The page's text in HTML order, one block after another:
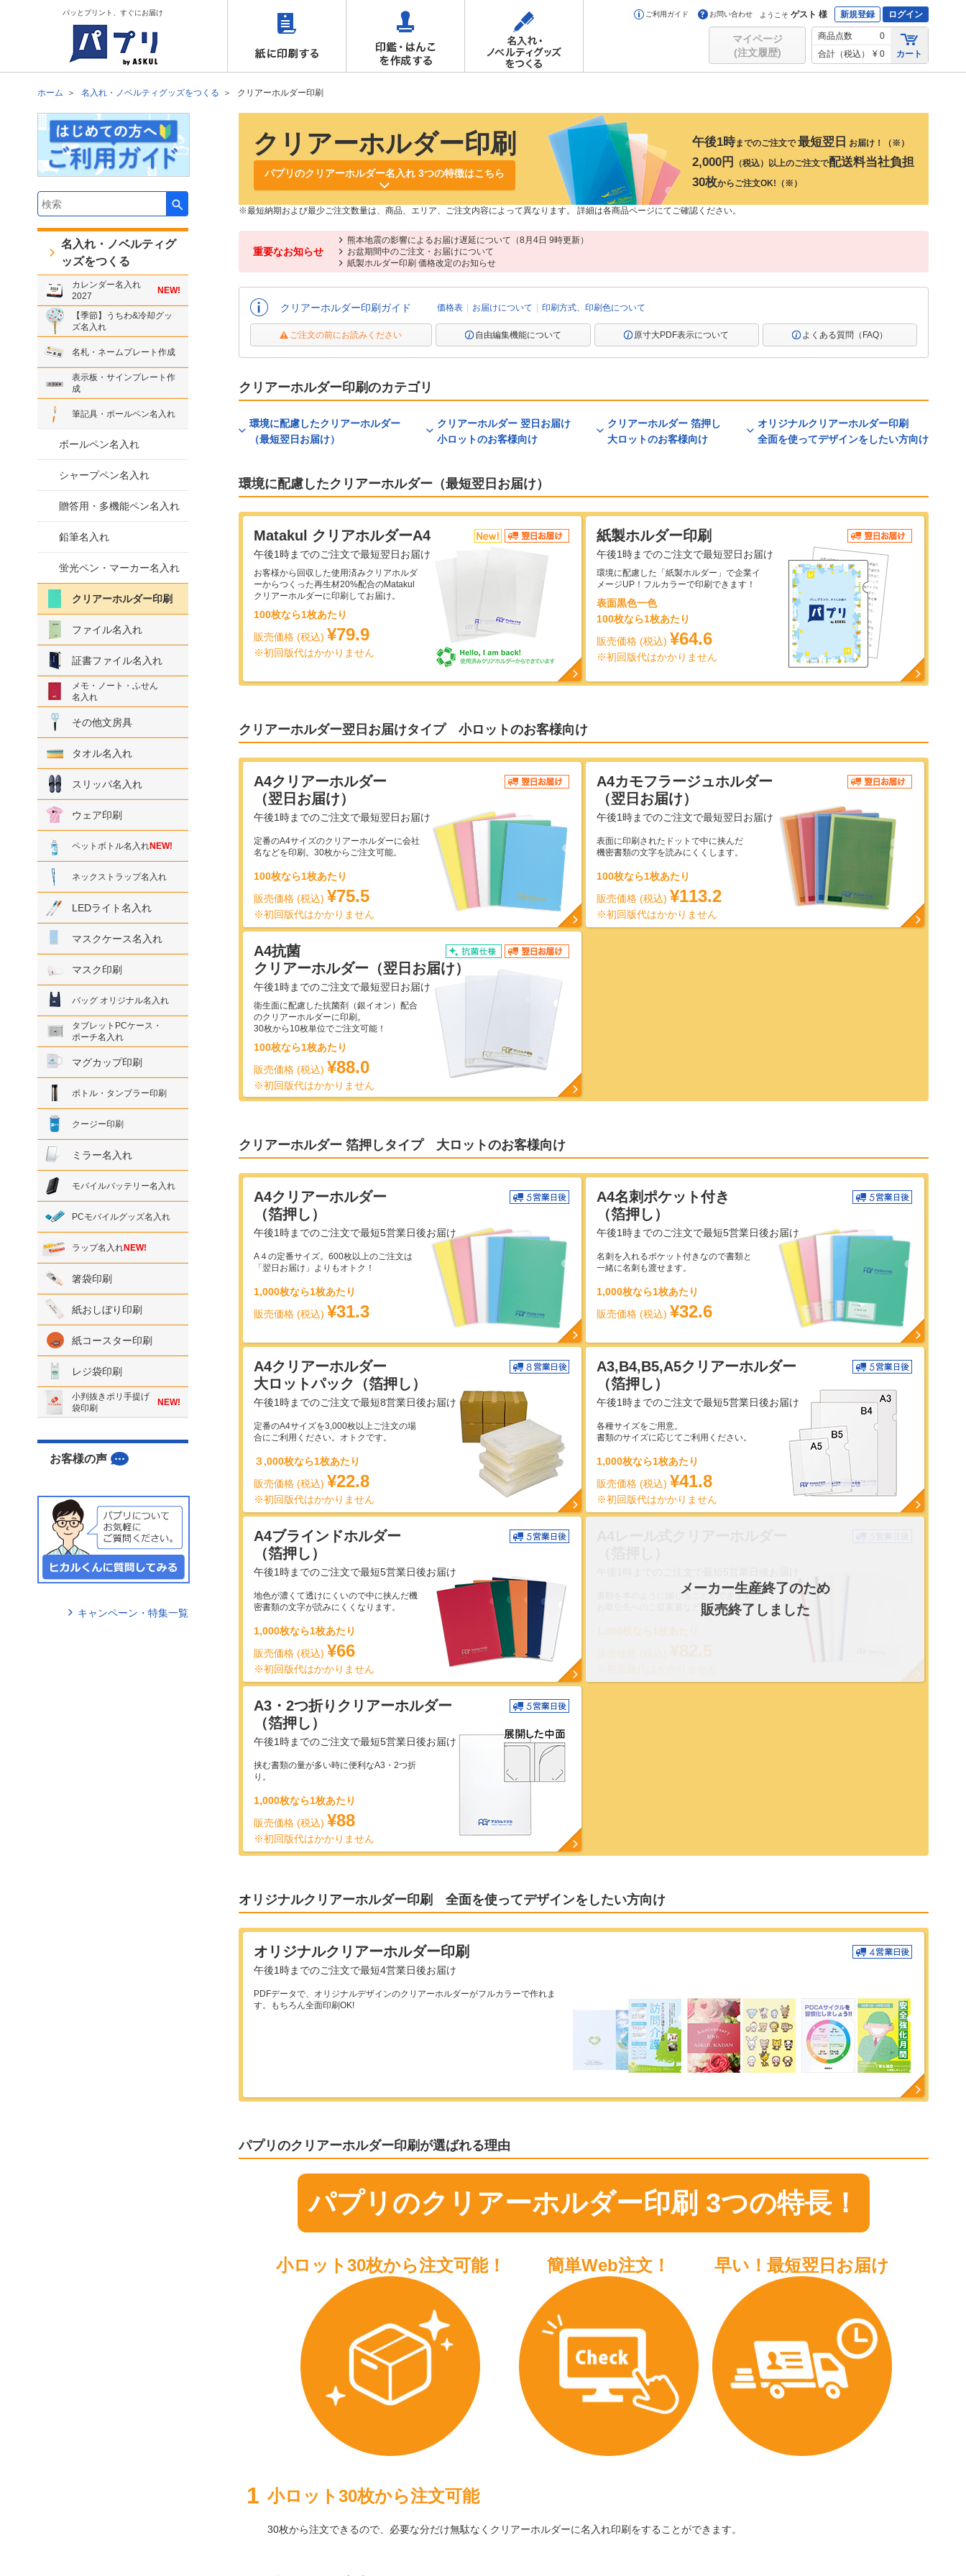
パッとプリント、すぐにお届け ご利用ガイド お問い合わせ ようこそ ゲスト 様 新規登録 ログイン
マイページ
(注文履歴)
商品点数
0
合計（税込）
¥ 0 カート
ホーム 名入れ・ノベルティグッズをつくる クリアーホルダー印刷
クリアーホルダー印刷
パプリのクリアーホルダー名入れ 3つの特徴はこちら
午後1時までのご注文で最短翌日 お届け！（※）
2,000円 （税込）以上のご注文で配送料当社負担
30枚からご注文OK!（※）
最短納期および最少ご注文数量は、商品、エリア、ご注文内容によって異なります。 詳細は各商品ページにてご確認ください。
重要なお知らせ
熊本地震の影響によるお届け遅延について（8月4日 9時更新）
お盆期間中のご注文・お届けについて
紙製ホルダー印刷 価格改定のお知らせ
クリアーホルダー印刷ガイド 価格表 お届けについて 印刷方式、印刷色について
ご注文の前にお読みください 自由編集機能について 原寸大PDF表示について よくある質問（FAQ）
クリアーホルダー印刷のカテゴリ
環境に配慮したクリアーホルダー
（最短翌日お届け）
クリアーホルダー 翌日お届け
小ロットのお客様向け
クリアーホルダー 箔押し
大ロットのお客様向け
オリジナルクリアーホルダー印刷
全面を使ってデザインをしたい方向け
環境に配慮したクリアーホルダー（最短翌日お届け）
Matakul クリアホルダーA4
午後1時までのご注文で最短翌日お届け
お客様から回収した使用済みクリアホルダ
ーからつくった再生材20%配合のMatakul
クリアーホルダーに印刷してお届け。
100枚なら1枚あたり
販売価格 (税込) ¥79.9
※初回版代はかかりません
紙製ホルダー印刷
午後1時までのご注文で最短翌日お届け
環境に配慮した「紙製ホルダー」で企業イ
メージUP！フルカラーで印刷できます！
表面黒色一色
100枚なら1枚あたり
販売価格 (税込) ¥64.6
※初回版代はかかりません
クリアーホルダー翌日お届けタイプ 小ロットのお客様向け
A4クリアーホルダー
（翌日お届け）
午後1時までのご注文で最短翌日お届け
定番のA4サイズのクリアーホルダーに会社
名などを印刷。30枚からご注文可能。
100枚なら1枚あたり
販売価格 (税込) ¥75.5
※初回版代はかかりません
A4カモフラージュホルダー
（翌日お届け）
午後1時までのご注文で最短翌日お届け
表面に印刷されたドットで中に挟んだ
機密書類の文字を読みにくくします。
100枚なら1枚あたり
販売価格 (税込) ¥113.2
※初回版代はかかりません
A4抗菌
クリアーホルダー（翌日お届け）
午後1時までのご注文で最短翌日お届け
衛生面に配慮した抗菌剤（銀イオン）配合
のクリアーホルダーに印刷。
30枚から10枚単位でご注文可能！
100枚なら1枚あたり
販売価格 (税込) ¥88.0
※初回版代はかかりません
クリアーホルダー 箔押しタイプ 大ロットのお客様向け
A4クリアーホルダー
（箔押し）
午後1時までのご注文で最短5営業日後お届け
A４の定番サイズ。600枚以上のご注文は
「翌日お届け」よりもオトク！
1,000枚なら1枚あたり
販売価格 (税込) ¥31.3
A4名刺ポケット付き
（箔押し）
午後1時までのご注文で最短5営業日後お届け
名刺を入れるポケット付きなので書類と
一緒に名刺も渡せます。
1,000枚なら1枚あたり
販売価格 (税込) ¥32.6
A4クリアーホルダー
大ロットパック（箔押し）
午後1時までのご注文で最短8営業日後お届け
定番のA4サイズを3,000枚以上ご注文の場
合にご利用ください。オトクです。
３,000枚なら1枚あたり
販売価格 (税込) ¥22.8
※初回版代はかかりません
A3,B4,B5,A5クリアーホルダー
（箔押し）
午後1時までのご注文で最短5営業日後お届け
各種サイズをご用意。
書類のサイズに応じてご利用ください。
1,000枚なら1枚あたり
販売価格 (税込) ¥41.8
※初回版代はかかりません
A4ブラインドホルダー
（箔押し）
午後1時までのご注文で最短5営業日後お届け
地色が濃くて透けにくいので中に挟んだ機
密書類の文字が読みにくくなります。
1,000枚なら1枚あたり
販売価格 (税込) ¥66
※初回版代はかかりません
メーカー生産終了のため
販売終了しました
書類を本のように綴じることができます。
お取引先へのご提案書などに便利！
A3・2つ折りクリアーホルダー
（箔押し）
午後1時までのご注文で最短5営業日後お届け
挟む書類の量が多い時に便利なA3・2つ折
り。
1,000枚なら1枚あたり
販売価格 (税込) ¥88
※初回版代はかかりません
オリジナルクリアーホルダー印刷 全面を使ってデザインをしたい方向け
オリジナルクリアーホルダー印刷
午後1時までのご注文で最短4営業日後お届け
PDFデータで、オリジナルデザインのクリアーホルダーがフルカラーで作れま
す。もちろん全面印刷OK!
パプリのクリアーホルダー印刷が選ばれる理由
パプリのクリアーホルダー印刷 3つの特長！
小ロット30枚から注文可能！ 簡単Web注文！ 早い！最短翌日お届け
小ロット30枚から注文可能
30枚から注文できるので、必要な分だけ無駄なくクリアーホルダーに名入れ印刷をすることができます。
検索キーワード入力
名入れ・ノベルティグ
ッズをつくる
カレンダー名入れ
2027
NEW!
【季節】うちわ&冷却グッ
ズ名入れ
名札・ネームプレート作成
表示板・サインプレート作
成
筆記具・ボールペン名入れ
ボールペン名入れ
シャープペン名入れ
贈答用・多機能ペン名入れ
鉛筆名入れ
蛍光ペン・マーカー名入れ
クリアーホルダー印刷
ファイル名入れ
証書ファイル名入れ
メモ・ノート・ふせん
名入れ
その他文房具
タオル名入れ
スリッパ名入れ
ウェア印刷
ペットボトル名入れNEW!
ネックストラップ名入れ
LEDライト名入れ
マスクケース名入れ
マスク印刷
バッグ オリジナル名入れ
タブレットPCケース・
ポーチ名入れ
マグカップ印刷
ボトル・タンブラー印刷
クージー印刷
ミラー名入れ
モバイルバッテリー名入れ
PCモバイルグッズ名入れ
ラップ名入れNEW!
箸袋印刷
紙おしぼり印刷
紙コースター印刷
レジ袋印刷
小判抜きポリ手提げ
袋印刷
NEW!
お客様の声
キャンペーン・特集一覧